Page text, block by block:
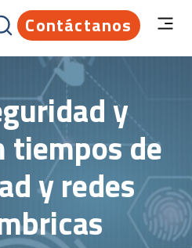
Contáctanos
y
tiempos de
y redes